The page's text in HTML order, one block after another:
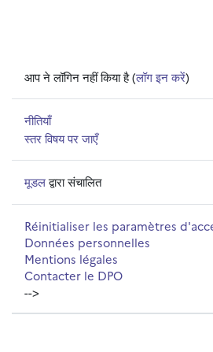
आप ने लॉगिन नहीं किया है (लॉग इन करें)
नीतियाँ
स्तर विषय पर जाएँ
मूडलद्वारा संचालित
Réinitialiser les paramètres
Données personnelles
Mentions légales
Contacter le DPO
-->